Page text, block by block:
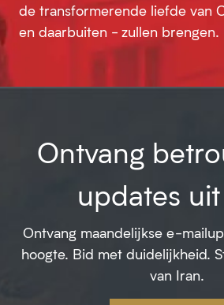
de transformerende liefde van
en daarbuiten - zullen brengen.
Ontvang
updates
Ontvang maandelijkse e-
hoogte. Bid met duidelijkheid.
van Iran.